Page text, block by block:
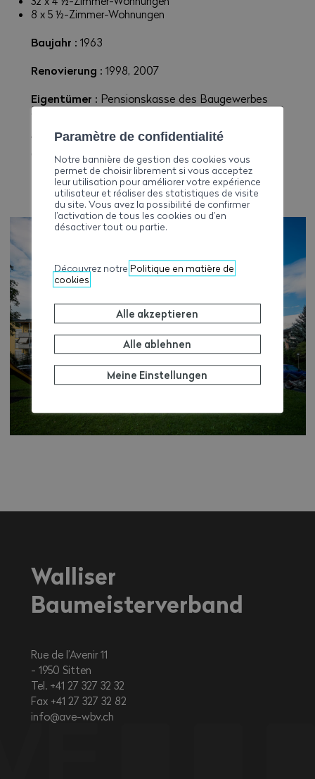
8 x 5 ½-Zimmer-Wohnungen
Baujahr : 1963
Renovierung : 1998, 2007
Eigentümer : Pensionskasse des Baugewerbes
des Wallis (PKBW)
Verwaltung :Kunzle SA, Monthey, Tel. 024 473 73
Walliser
Baumeisterverband
Rue de l’Avenir 11
1950 Sitten
Tel. +41 27 327 32 32
Fax +41 27 327 32 82
info@ave-wbv.ch
Paramètre de confidentialité
Notre bannière de gestion des cookies vous
permet de choisir librement si vous acceptez
leur utilisation pour améliorer votre expérience
utilisateur et réaliser des statistiques de visite
du site. Vous avez la possibilité de confirmer
l’activation de tous les cookies ou d’en
désactiver tout ou partie.
Découvrez notre Politique en matière de
cookies
Alle akzeptieren
Alle ablehnen
Meine Einstellungen